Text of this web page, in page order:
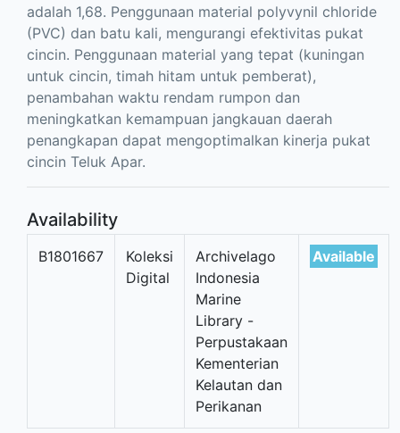
adalah 1,68. Penggunaan material polyvynil chloride
(PVC) dan batu kali, mengurangi efektivitas pukat
cincin. Penggunaan material yang tepat (kuningan
untuk cincin, timah hitam untuk pemberat),
penambahan waktu rendam rumpon dan
meningkatkan kemampuan jangkauan daerah
penangkapan dapat mengoptimalkan kinerja pukat
cincin Teluk Apar.
Availability
B1801667
Koleksi
Digital
Archivelago
Indonesia
Marine
Library -
Perpustakaan
Kementerian
Kelautan dan
Perikanan
Available